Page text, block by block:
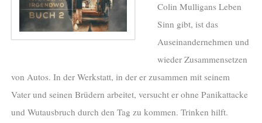
Colin Mulligans Leben
Sinn gibt, ist das
Auseinandernehmen und
wieder Zusammensetzen
von Autos. In der Werkstatt, in der er zusammen mit seinem
Vater und seinen Brüdern arbeitet, versucht er ohne Panikattacke
und Wutausbruch durch den Tag zu kommen. Trinken hilft.